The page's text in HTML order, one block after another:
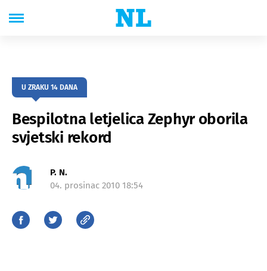
U ZRAKU 14 DANA
Bespilotna letjelica Zephyr oborila
svjetski rekord
P. N.
04. prosinac 2010 18:54